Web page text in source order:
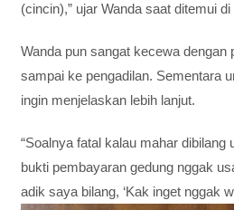
r
o
l
i
B
e
r
B
(cincin),” ujar Wanda saat ditemui
Wanda pun sangat kecewa dengan
sampai ke pengadilan. Sementara
ingin menjelaskan lebih lanjut.
“Soalnya fatal kalau mahar
bukti pembayaran gedung nggak
adik saya bilang, ‘Kak inget nggak